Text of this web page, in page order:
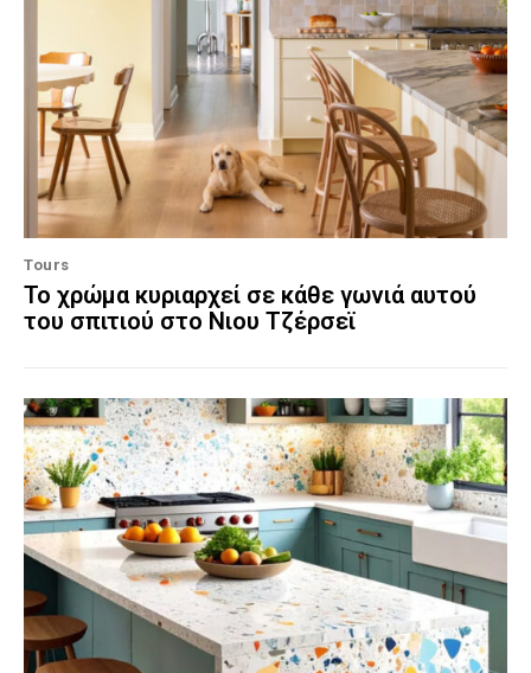
Tours
Το χρώμα κυριαρχεί σε κάθε γωνιά αυτού
του σπιτιού στο Νιου Τζέρσεϊ